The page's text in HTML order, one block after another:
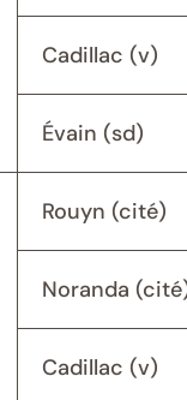
Cadillac (v)
Évain (sd)
Rouyn (cité)
Noranda
Cadillac (v)